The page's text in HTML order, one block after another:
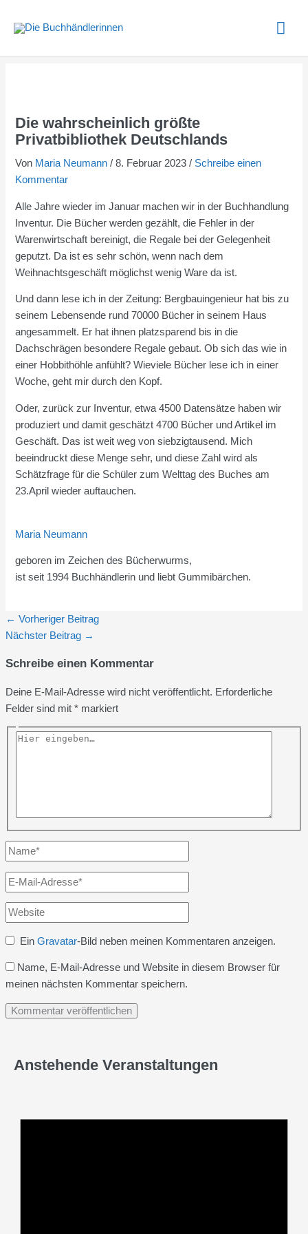
Inhalt
Die wahrscheinlich größte
Privatbibliothek Deutschlands
Von Maria Neumann/8. Februar 2023/ Schreibe einen
Kommentar
Alle Jahre wieder im Januar machen wir in der Buchhandlung
Inventur. Die Bücher werden gezählt, die Fehler in der
Warenwirtschaft bereinigt, die Regale bei der Gelegenheit
geputzt. Da ist es sehr schön, wenn nach dem
Weihnachtsgeschäft möglichst wenig Ware da ist.
Und dann lese ich in der Zeitung: Bergbauingenieur hat bis zu
seinem Lebensende rund 70000 Bücher in seinem Haus
angesammelt. Er hat ihnen platzsparend bis in die
Dachschrägen besondere Regale gebaut. Ob sich das wie in
einer Hobbithöhle anfühlt? Wieviele Bücher lese ich in einer
Woche, geht mir durch den Kopf.
Oder, zurück zur Inventur, etwa 4500 Datensätze haben wir
produziert und damit geschätzt 4700 Bücher und Artikel im
Geschäft. Das ist weit weg von siebzigtausend. Mich
beeindruckt diese Menge sehr, und diese Zahl wird als
Schätzfrage für die Schüler zum Welttag des Buches am
23.April wieder auftauchen.
Maria Neumann
geboren im Zeichen des Bücherwurms,
ist seit 1994 Buchhändlerin und liebt Gummibärchen.
← Vorheriger Beitrag
Nächster Beitrag →
Schreibe einen Kommentar
Deine E-Mail-Adresse wird nicht veröffentlicht. Erforderliche
Felder sind mit *markiert
Hier
Name*
E-
Mail-
Adresse*
Website
Ein Gravatar-Bild neben meinen Kommentaren anzeigen.
Name, E-Mail-Adresse und Website in diesem Browser für
meinen nächsten Kommentar speichern.
Anstehende Veranstaltungen